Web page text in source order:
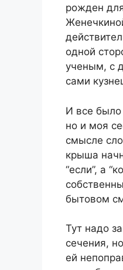
рожден
одной
ученым, с
сами
И все было
но и моя
смысле
крыша
“если”, а
бытовом
Тут надо
сечения,
ей